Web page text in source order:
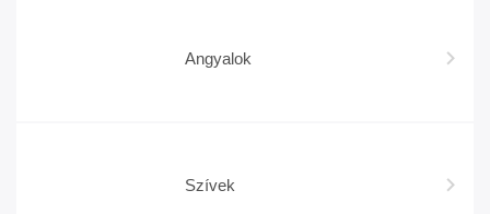
Angyalok
Szívek